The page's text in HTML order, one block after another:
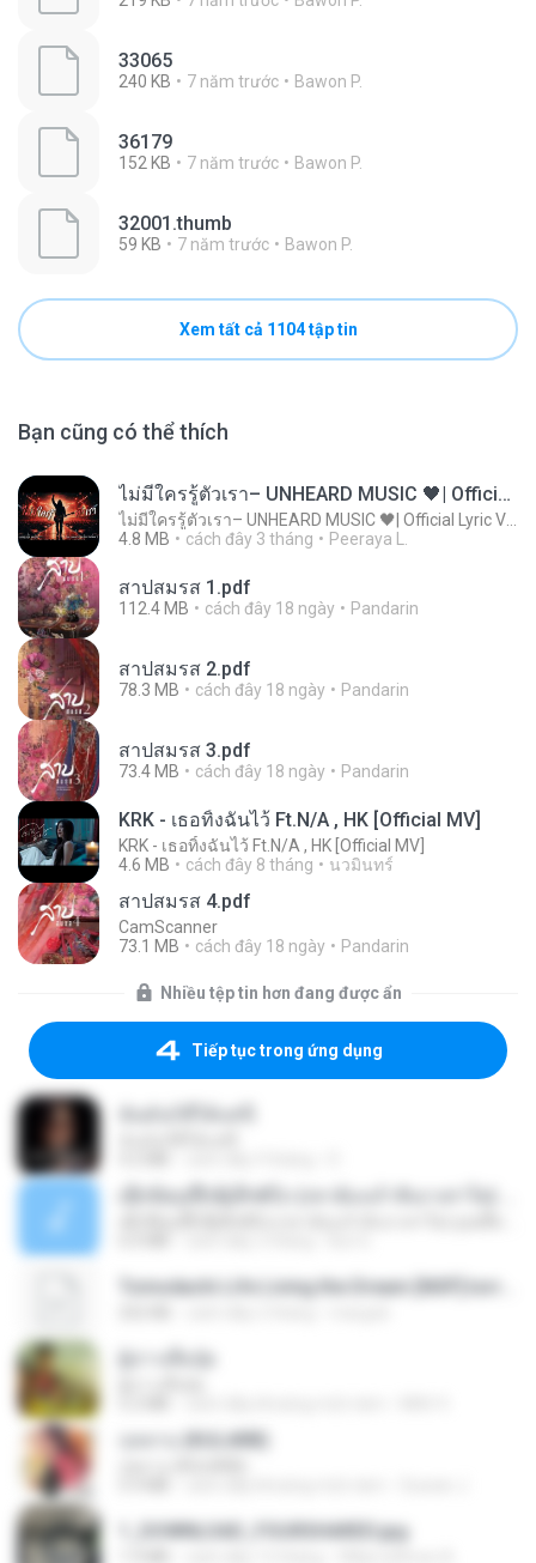
33065
240 KB 7 năm trước Bawon P.
36179
152 KB 7 năm trước Bawon P.
32001.thumb
59 KB 7 năm trước Bawon P.
Xem tất cả 1104 tập tin
Bạn cũng có thể thích
ไม่มีใครรู้ตัวเรา– UNHEARD MUSIC 🖤| Official Lyric Video | เพลงสู้ชีวิต
4.8 MB
cách đây 3 tháng Peeraya L.
สาปสมรส 1.pdf
112.4 MB cách đây 18 ngày Pandarin
สาปสมรส 2.pdf
78.3 MB cách đây 18 ngày Pandarin
สาปสมรส 3.pdf
73.4 MB cách đây 18 ngày Pandarin
KRK - เธอทิ้งฉันไว้ Ft.N/A , HK [Official MV]
KRK - เธอทิ้งฉันไว้ Ft.N/A , HK [Official MV]
4.6 MB
cách đây 8 tháng นวมินทร์
สาปสมรส 4.pdf
CamScanner
73.1 MB
cách đây 18 ngày Pandarin
Nhiều tệp tin hơn đang được ẩn
Tiếp tục trong ứng dụng
กุหลาบ (KULARB)
1_DOWNLOAD_FOURSHARED.jpg